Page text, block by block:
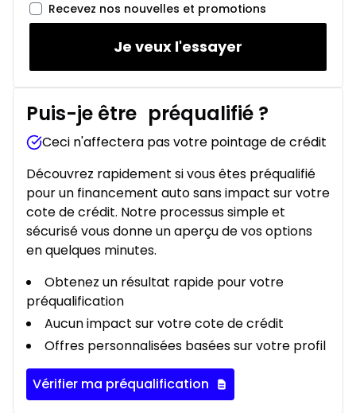
Recevez nos nouvelles et promotions
Je veux l'essayer
Puis-je être préqualifié ?
Ceci n'affectera pas votre pointage de crédit
Découvrez rapidement si vous êtes préqualifié
pour un financement auto sans impact sur votre
cote de crédit. Notre processus simple et
sécurisé vous donne un aperçu de vos options
en quelques minutes.
Obtenez un résultat rapide pour votre
préqualification
Aucun impact sur votre cote de crédit
Offres personnalisées basées sur votre profil
Vérifier ma préqualification